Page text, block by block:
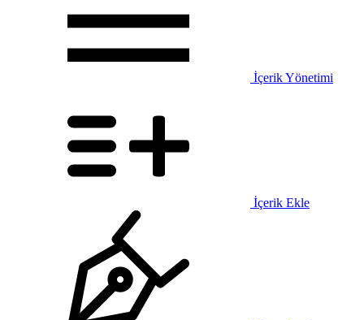
İçerik Yönetimi
İçerik Ekle